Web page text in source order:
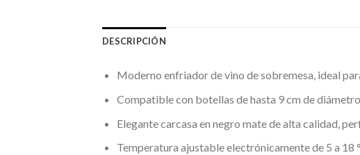
DESCRIPCIÓN
Moderno enfriador de vino de sobremesa, ideal
Compatible con botellas de hasta 9 cm de
Elegante carcasa en negro mate de alta calidad,
Temperatura ajustable electrónicamente de 5 a 18